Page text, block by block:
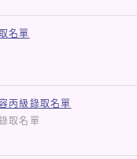
名單
丙級錄取名單
錄取名單